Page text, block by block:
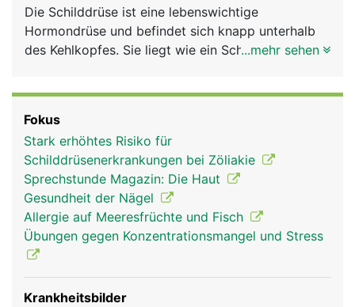
News
Rubriken
Die Schilddrüse ist eine lebenswichtige
Hormondrüse und befindet sich knapp unterhalb
des Kehlkopfes. Sie liegt wie ein Schild vor
Schilddrüse produziert Schilddrüsenhormone und
das Hormon Calcitonin. Die Schilddrüsenhormone
wirken auf fast alle Körperzellen, indem sie den
Stoffwechsel anregen. So haben sie Einfluss auf
Zucker-, Fett- und Eiweisshaushalt, Wärmehaushalt
und Körpertemperatur, Herz- Kreislaufsystem,
Funktion von Darm, Muskeln und Nervensystem
sowie Gemütsverfassung und Leistungsfähigkeit.
Beim Kind steuern die Schilddrüsenhormone
zudem die Gehirn- und Nervenentwicklung sowie
...mehr sehen
Fokus
Stark erhöhtes Risiko für
Schilddrüsenerkrankungen bei Zöliakie
Sprechstunde Magazin: Die Haut
Gesundheit der Nägel
Allergie auf Meeresfrüchte und Fisch
Übungen gegen Konzentrationsmangel und Stress
Krankheitsbilder